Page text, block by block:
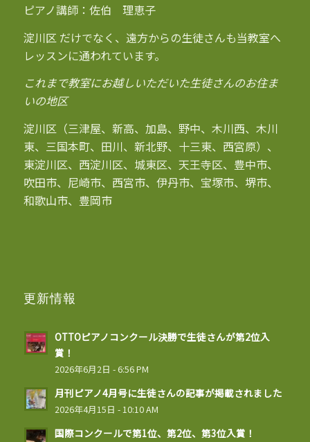
ピアノ講師：佐伯 理恵子
淀川区 だけでなく、遠方からの生徒さんも当教室へ
レッスンに通われています。
これまで教室にお越しいただいた生徒さんのお住ま
いの地区
淀川区（三津屋、新高、加島、野中、木川西、木川
東、三国本町、田川、新北野、十三東、西宮原）、
東淀川区、西淀川区、城東区、天王寺区、豊中市、
吹田市、尼崎市、西宮市、伊丹市、宝塚市、堺市、
和歌山市、豊岡市
更新情報
OTTOピアノコンクール決勝で生徒さんが第2位入
賞！
2026年6月2日 - 6:56 PM
月刊ピアノ4月号に生徒さんの記事が掲載されました
2026年4月15日 - 10:10 AM
国際コンクールで第1位、第2位、第3位入賞！